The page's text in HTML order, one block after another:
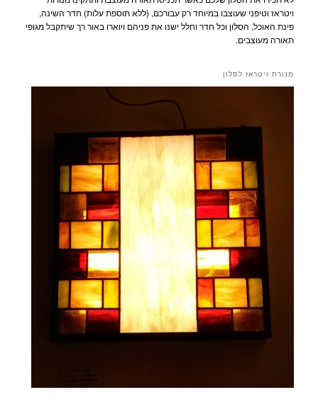
ויטראז וטיפני שעוצבו במיוחד רק עבורכם, (ללא תוספת עלות) חדר השינה,
פינת האוכל, הסלון וכל חדר וחלל ישנו את פניהם ויוארו באור רך שיתקבל מגופי
תאורה מעוצבים.
מנורת ויטראז לסלון